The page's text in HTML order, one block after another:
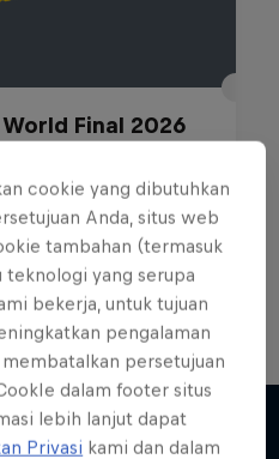
Final 2026
cookie yang dibutuhkan
Anda, situs web
tambahan (termasuk
yang serupa
bekerja, untuk tujuan
pengalaman
persetujuan
dalam footer situs
lebih lanjut dapat
Privasi kami dan dalam